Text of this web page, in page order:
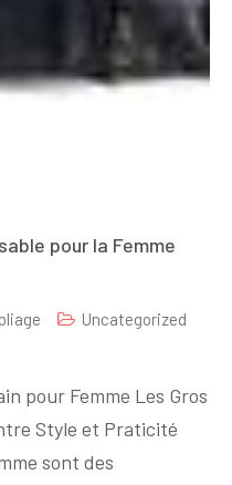
pour la Femme
Uncategorized
pour Femme Les Gros
Style et Praticité
sont des